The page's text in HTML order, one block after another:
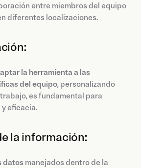
entre miembros del equipo
diferentes localizaciones.
la herramienta a las
del equipo, personalizando
es fundamental para
eficacia.
la información:
datos manejados dentro de la